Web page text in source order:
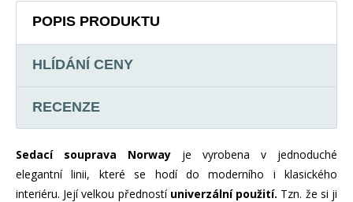
POPIS PRODUKTU
HLÍDÁNÍ CENY
RECENZE
Sedací souprava Norway je vyrobena v jednoduché
elegantní linii, které se hodí do moderního i klasického
interiéru. Její velkou předností univerzální použití. Tzn. že si ji